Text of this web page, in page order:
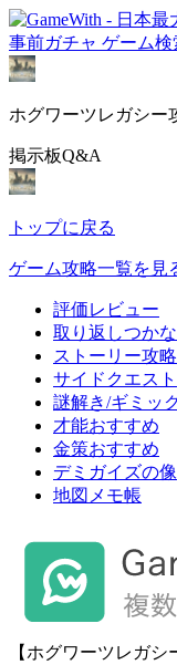
事前ガチャ ゲーム検
ホグワーツレガシー
掲示板Q&A
トップに戻る
ゲーム攻略一覧を見
評価レビュー
取り返しつか
ストーリー攻略
サイドクエスト
謎解き/ギミッ
才能おすすめ
金策おすすめ
デミガイズの像
地図メモ帳
【ホグワーツレガ